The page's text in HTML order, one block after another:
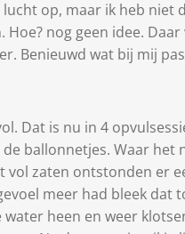
op, maar ik heb niet
nog geen idee. Daar
Benieuwd wat bij mij
Dat is nu in 4
ballonnetjes. Waar het
vol zaten ontstonden er
meer had bleek dat
heen en weer